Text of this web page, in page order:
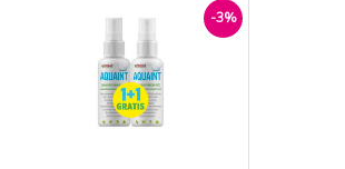
volbou pro rodiny na cestách.
Uchovejte všechny své
potřeby na krmení a
přebalování pohromadě s
touto stylovou taškou na
přebalování ve stylu mess
-3%